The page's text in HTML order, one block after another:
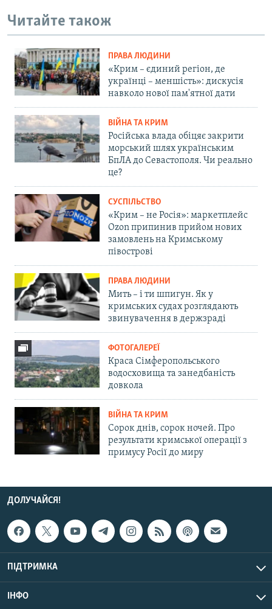
Читайте також
ПРАВА ЛЮДИНИ
«Крим – єдиний регіон, де
українці – меншість»: дискусія
навколо нової пам'ятної дати
ВІЙНА ТА КРИМ
Російська влада обіцяє закрити
морський шлях українським
БпЛА до Севастополя. Чи реально
це?
СУСПІЛЬСТВО
«Крим – не Росія»: маркетплейс
Ozon припинив прийом нових
замовлень на Кримському
півострові
ПРАВА ЛЮДИНИ
Мить – і ти шпигун. Як у
кримських судах розглядають
звинувачення в держзраді
ФОТОГАЛЕРЕЇ
Краса Сімферопольського
водосховища та занедбаність
довкола
ВІЙНА ТА КРИМ
Сорок днів, сорок ночей. Про
результати кримської операції з
примусу Росії до миру
ДОЛУЧАЙСЯ!
ПІДТРИМКА
ІНФО